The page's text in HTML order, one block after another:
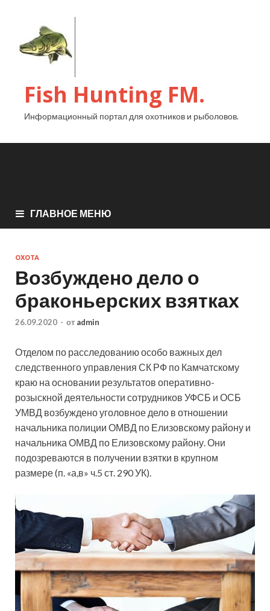
Fish Hunting FM.
Информационный портал для охотников и рыболовов.
ГЛАВНОЕ МЕНЮ
ОХОТА
Возбуждено дело о
браконьерских взятках
26.09.2020 - от admin
Отделом по расследованию особо важных дел
следственного управления СК РФ по Камчатскому
краю на основании результатов оперативно-
розыскной деятельности сотрудников УФСБ и ОСБ
УМВД возбуждено уголовное дело в отношении
начальника полиции ОМВД по Елизовскому району и
начальника ОМВД по Елизовскому району. Они
подозреваются в получении взятки в крупном
размере (п. «а,в» ч.5 ст. 290 УК).